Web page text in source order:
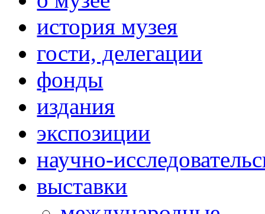
история музея
гости, делегации
фонды
издания
экспозиции
научно-
выставки